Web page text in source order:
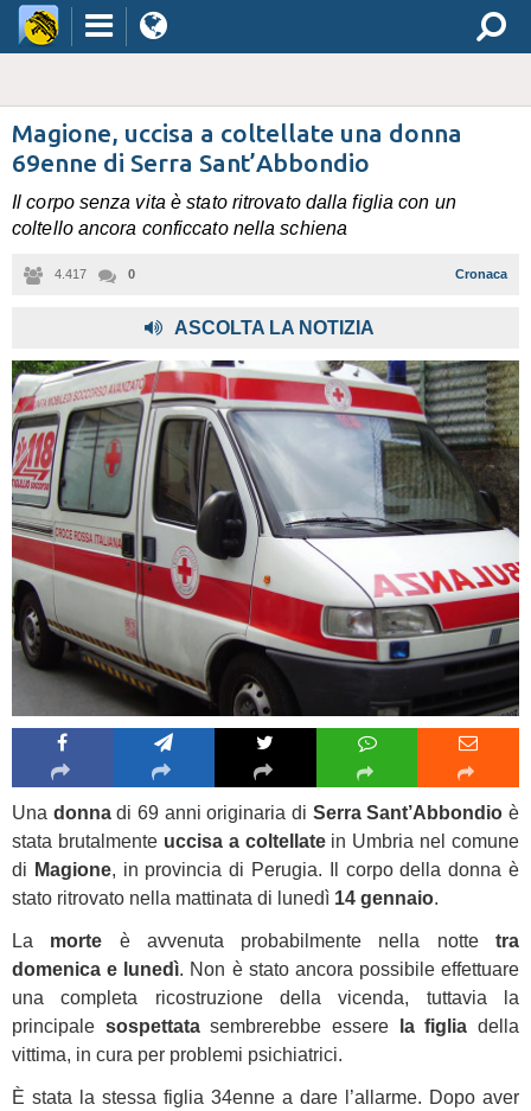
Magione, uccisa a coltellate una donna
69enne di Serra Sant’Abbondio
Il corpo senza vita è stato ritrovato dalla figlia con un
coltello ancora conficcato nella schiena
4.417 0 Cronaca
ASCOLTA LA NOTIZIA
Una donnadi 69 anni originaria di Serra Sant’Abbondio è
stata brutalmente uccisa a coltellatein Umbria nel comune
di Magione, in provincia di Perugia. Il corpo della donna è
stato ritrovato nella mattinata di lunedì 14 gennaio.
La morte è avvenuta probabilmente nella nottetra
domenica e lunedì. Non è stato ancora possibile effettuare
una completa ricostruzione della vicenda, tuttavia la
principale sospettatasembrerebbe essere la figlia della
vittima, in cura per problemi psichiatrici.
È stata la stessa figlia 34enne a dare l’allarme. Dopo aver